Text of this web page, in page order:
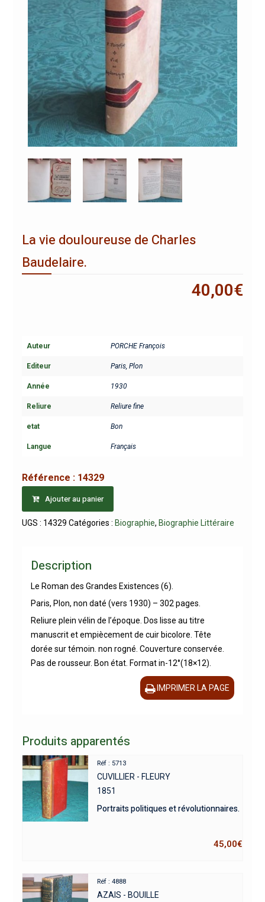
La vie douloureuse de Charles
Baudelaire.
40,00€
Auteur PORCHE François
Editeur Paris, Plon
Année 1930
Reliure Reliure fine
etat Bon
Langue Français
Référence : 14329
Ajouter au panier
UGS : 14329 Catégories : Biographie, Biographie Littéraire
Description
Le Roman des Grandes Existences (6).
Paris, Plon, non daté (vers 1930) – 302 pages.
Reliure plein vélin de l’époque. Dos lisse au titre
manuscrit et empiècement de cuir bicolore. Tête
dorée sur témoin. non rogné. Couverture conservée.
Pas de rousseur. Bon état. Format in-12°(18×12).
IMPRIMER LA PAGE
Produits apparentés
Réf : 5713
CUVILLIER - FLEURY
1851
Portraits politiques et révolutionnaires.
45,00€
Réf : 4888
AZAIS - BOUILLE